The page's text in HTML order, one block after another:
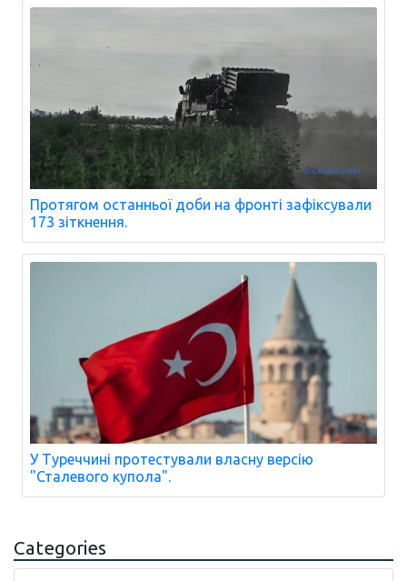
Протягом останньої доби на фронті зафіксували
173 зіткнення.
У Туреччині протестували власну версію
"Сталевого купола".
Categories